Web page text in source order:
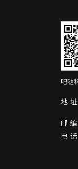
吧哒
地
邮编
电